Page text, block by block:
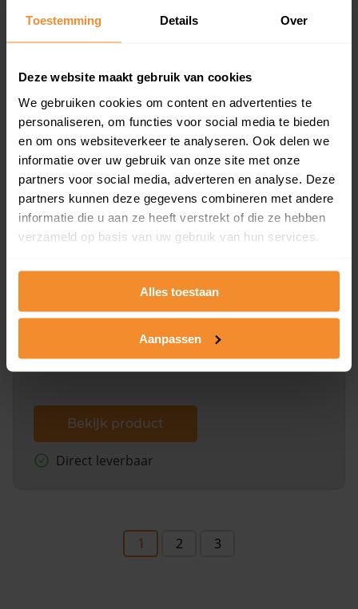
Toestemming Details Over
Deze website maakt gebruik van cookies
We gebruiken cookies om content en advertenties te
personaliseren, om functies voor social media te bieden
en om ons websiteverkeer te analyseren. Ook delen we
informatie over uw gebruik van onze site met onze
partners voor social media, adverteren en analyse. Deze
partners kunnen deze gegevens combineren met andere
informatie die u aan ze heeft verstrekt of die ze hebben
verzameld op basis van uw gebruik van hun services.
Alles toestaan
Aanpassen
Een overzicht van alle verkochte woningen (koopsom
en koopdatum) binnen een postcodegebied. Dit
Bekijk product
Direct leverbaar
Een uitgebreid overzicht van het perceel en
dit inclusief de luchtfoto!
Bekijk product
Direct leverbaar
1 2 3